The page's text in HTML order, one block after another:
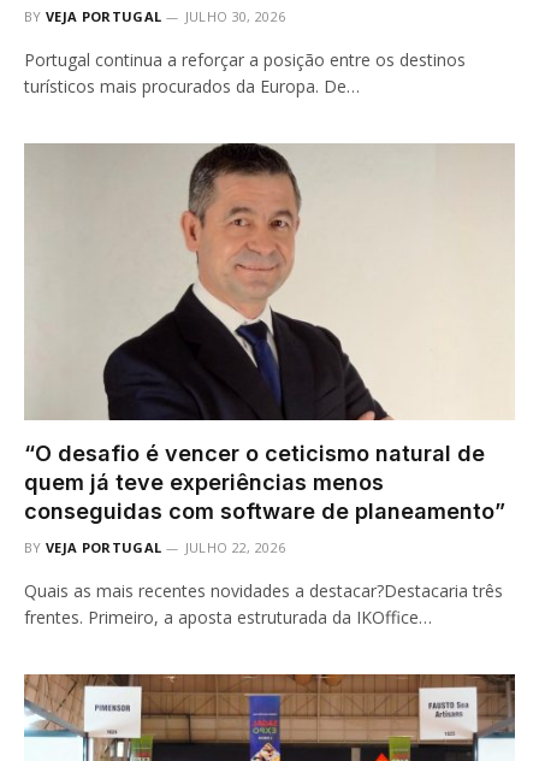
BY VEJA PORTUGAL JULHO 30, 2026
Portugal continua a reforçar a posição entre os destinos
turísticos mais procurados da Europa. De…
“O desafio é vencer o ceticismo natural de
quem já teve experiências menos
conseguidas com software de planeamento”
BY VEJA PORTUGAL JULHO 22, 2026
Quais as mais recentes novidades a destacar?Destacaria três
frentes. Primeiro, a aposta estruturada da IKOffice…